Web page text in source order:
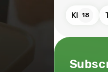
KI 18